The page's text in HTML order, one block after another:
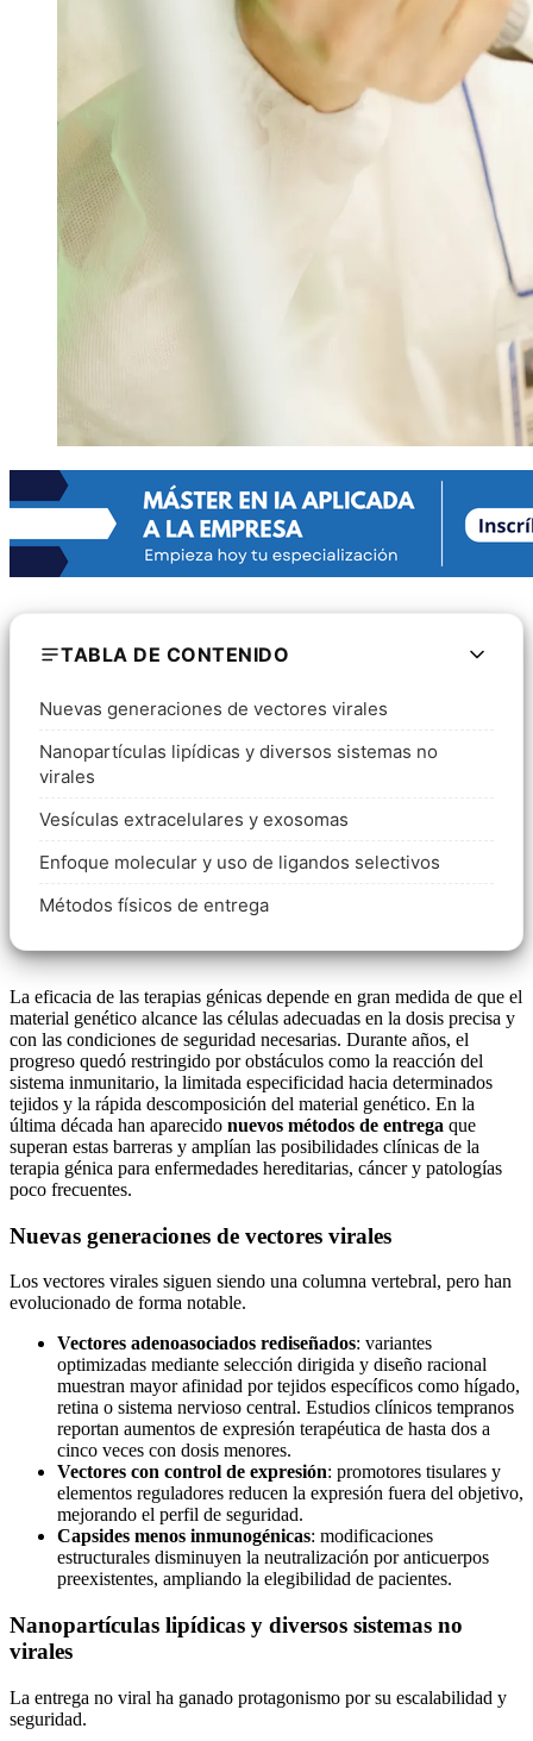
TABLA DE CONTENIDO
Nuevas generaciones de vectores virales
Nanopartículas lipídicas y diversos sistemas no
virales
Vesículas extracelulares y exosomas
Enfoque molecular y uso de ligandos selectivos
Métodos físicos de entrega
La eficacia de las terapias génicas depende en gran medida de que el
material genético alcance las células adecuadas en la dosis precisa y
con las condiciones de seguridad necesarias. Durante años, el
progreso quedó restringido por obstáculos como la reacción del
sistema inmunitario, la limitada especificidad hacia determinados
tejidos y la rápida descomposición del material genético. En la
última década han aparecido nuevos métodos de entrega que
superan estas barreras y amplían las posibilidades clínicas de la
terapia génica para enfermedades hereditarias, cáncer y patologías
poco frecuentes.
Nuevas generaciones de vectores virales
Los vectores virales siguen siendo una columna vertebral, pero han
evolucionado de forma notable.
Vectores adenoasociados rediseñados: variantes
optimizadas mediante selección dirigida y diseño racional
muestran mayor afinidad por tejidos específicos como hígado,
retina o sistema nervioso central. Estudios clínicos tempranos
reportan aumentos de expresión terapéutica de hasta dos a
cinco veces con dosis menores.
Vectores con control de expresión: promotores tisulares y
elementos reguladores reducen la expresión fuera del objetivo,
mejorando el perfil de seguridad.
Capsides menos inmunogénicas: modificaciones
estructurales disminuyen la neutralización por anticuerpos
preexistentes, ampliando la elegibilidad de pacientes.
Nanopartículas lipídicas y diversos sistemas no
virales
La entrega no viral ha ganado protagonismo por su escalabilidad y
seguridad.